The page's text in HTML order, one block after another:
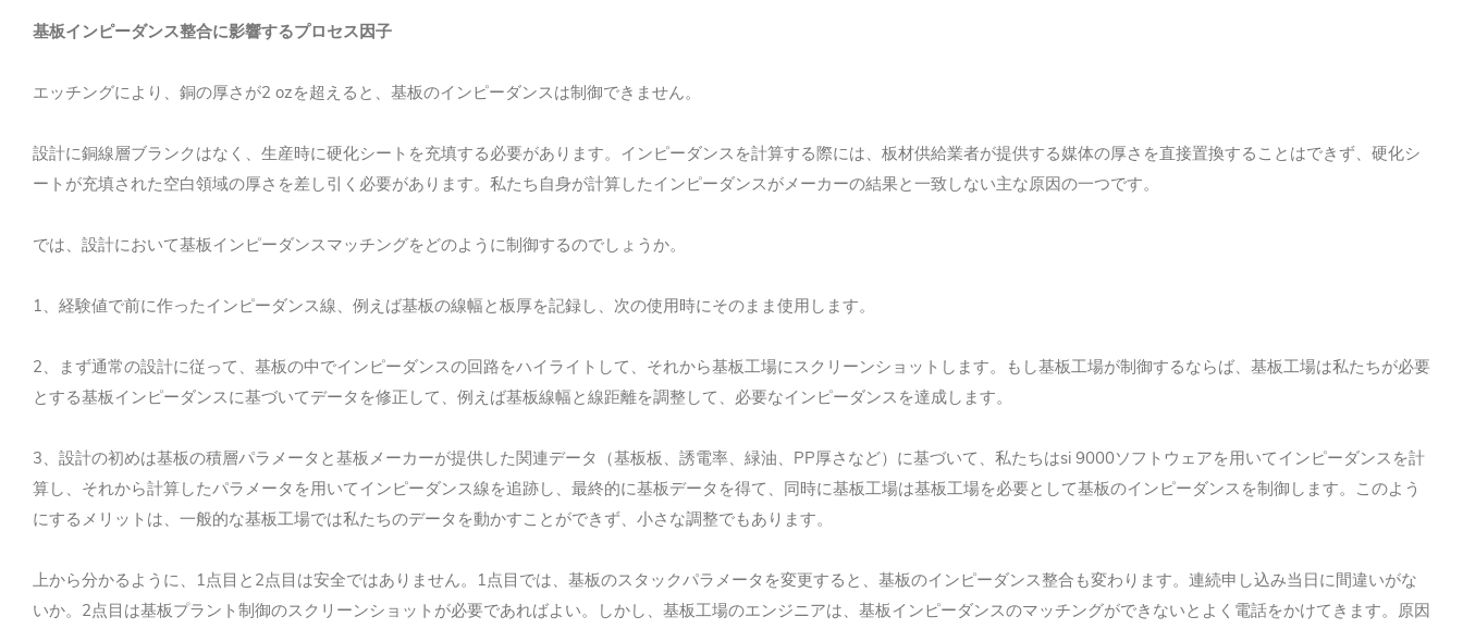
基板インピーダンス整合に影響するプロセス因子
エッチングにより、銅の厚さが2 ozを超えると、基板のインピーダンスは制御でき ません。
設計に銅線層ブランクはなく、生産時に硬化シートを充填する必要があります。インピーダンス を計算する際には、板材供給業者が提供する媒体の厚さを直接置換することはできず、硬化シ
ートが充填された空白領域の厚さを差し引く必要があります。私たち自身が計算したインピーダンスがメーカーの結果と一致しない主な原因の一つです。
では、設計において基板インピーダンスマッチングをどのように制御するのでしょうか。
1 、経験値で前に作ったインピーダンス線、例えば基板の線幅と板厚を記録し、次の使用時にそのまま使用します。
2 、まず通常の設計に従って、基板の中でインピーダンスの回路をハイライトして、それから基板工場にスクリーンショットします。もし基板工場が制御するならば、基板工場は私たちが必要
とする基板インピーダンスに基づいてデータを修正して、例えば基板線幅と線距離を調整して、必要なインピーダンスを達成します。
3 、設計の初めは基板の積層パラメータと基板メーカーが提供した関連データ（基板板、誘電率、緑油、 PP厚さなど）に基づいて、私たちはsi 9000ソフトウェアを用いてインピーダンスを計
算し、それから計算したパラメータを用いてインピーダンス線を追跡し、最終的に基板データを得て、同時に基板工場は基板工場を必要として基板のインピーダンスを制御します。このよう
にするメリットは、一般的な基板工場では私たちのデータを動かすことができず、小さな調整でもあります。
上から分かるように、 1点目と 2点目は安全ではありません。 1点目では、基板のスタックパラメータを変更すると、基板のインピーダンス整合も変わります。連続申し込み当日に間違いがな
いか。 2点目は基板プラント制御のスクリーンショットが必要であればよい。しかし、基板工場のエンジニアは、基板インピーダンスのマッチングができないとよく電話をかけてきます。原因